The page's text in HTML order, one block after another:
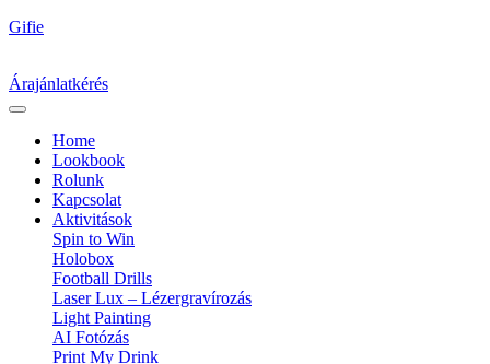
Gifie
Árajánlatkérés
Home
Lookbook
Rolunk
Kapcsolat
Aktivitások
Spin to Win
Holobox
Football Drills
Laser Lux – Lézergravírozás
Light Painting
AI Fotózás
Print My Drink